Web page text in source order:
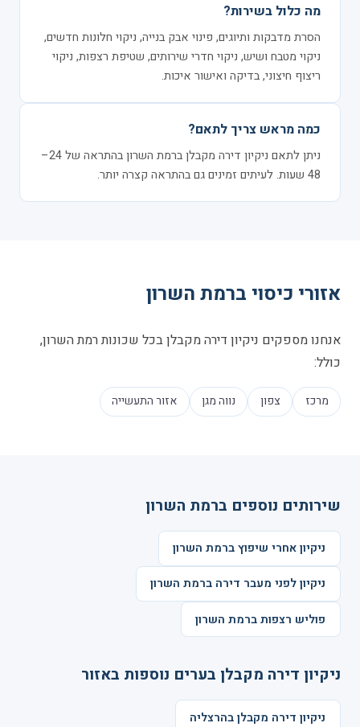
מה כלול בשירות?
הסרת מדבקות ותיוגים, פינוי אבק בנייה, ניקוי חלונות חדשים,
ניקוי מטבח ושיש, ניקוי חדרי שירותים, שטיפת רצפות, ניקוי
ריצוף חיצוני, בדיקה ואישור איכות.
כמה מראש צריך לתאם?
ניתן לתאם ניקיון דירה מקבלן ברמת השרון בהתראה של 24–
48 שעות. לעיתים זמינים גם בהתראה קצרה יותר.
אזורי כיסוי ברמת השרון
אנחנו מספקים ניקיון דירה מקבלן בכל שכונות רמת השרון,
כולל:
מרכז צפון נווה מגן אזור התעשייה
שירותים נוספים ברמת השרון
ניקיון אחרי שיפוץ ברמת השרון
ניקיון לפני מעבר דירה ברמת השרון
פוליש רצפות ברמת השרון
ניקיון דירה מקבלן בערים נוספות באזור
ניקיון דירה מקבלן בהרצליה